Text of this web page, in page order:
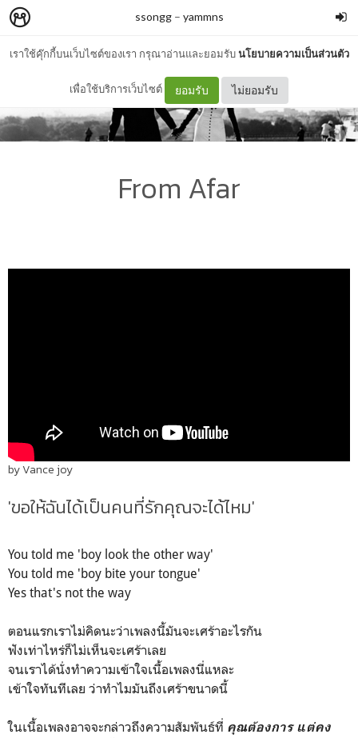
เราใช้คุ๊กกี้บนเว็บไซต์ของเรา กรุณาอ่านและยอมรับนโยบายความเป็นส่วนตัว
เพื่อใช้บริการเว็บไซต์ ยอมรับ ไม่ยอมรับ
ssongg– yammns
From Afar
by Vance joy
'ขอให้ฉันได้เป็นคนที่รักคุณจะได้ไหม'
You told me 'boy look the other way'
You told me 'boy bite your tongue'
Yes that's not the way
ตอนแรกเราไม่คิดนะว่าเพลงนี้มันจะเศร้าอะไรกัน
ฟังเท่าไหร่ก็ไม่เห็นจะเศร้าเลย
จนเราได้นั่งทำความเข้าใจเนื้อเพลงนี่แหละ
เข้าใจทันทีเลย ว่าทำไมมันถึงเศร้าขนาดนี้
ในเนื้อเพลงอาจจะกล่าวถึงความสัมพันธ์ที่ คุณต้องการ แต่คง